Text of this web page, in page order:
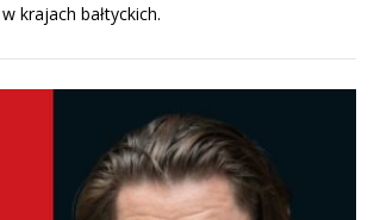
krajach bałtyckich.